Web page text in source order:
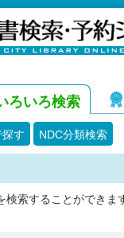
ろいろ検索
す NDC分類検索
索することができま